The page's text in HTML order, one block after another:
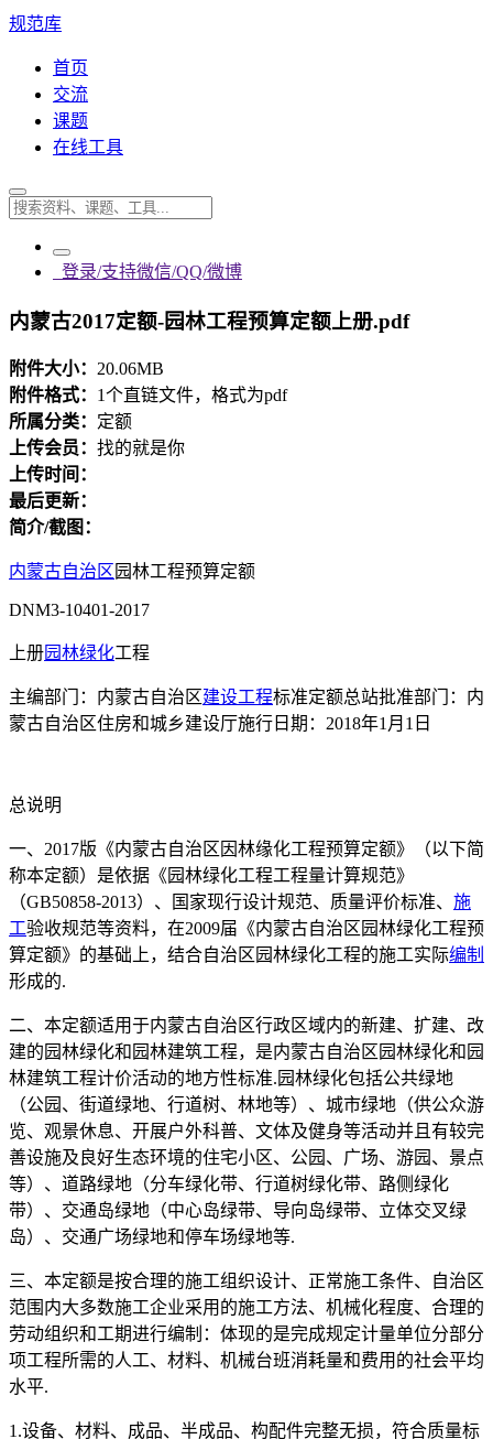
规范库
首页
交流
课题
在线工具
登录/支持微信/QQ/微博
内蒙古2017定额-园林工程预算定额上册.pdf
附件大小： 20.06MB
附件格式： 1个直链文件，格式为pdf
所属分类： 定额
上传会员： 找的就是你
上传时间：
最后更新：
简介/截图：
内蒙古自治区 园林工程预算定额
DNM3-10401-2017
上册园林绿化工程
主编部门：内蒙古自治区建设工程标准定额总站批准部门：内
蒙古自治区住房和城乡建设厅施行日期：2018年1月1日
总说明
一、2017版《内蒙古自治区因林缘化工程预算定额》（以下简
称本定额）是依据《园林绿化工程工程量计算规范》
（GB50858-2013）、国家现行设计规范、质量评价标准、 施
工验收规范等资料，在2009届《内蒙古自治区园林绿化工程预
算定额》的基础上，结合自治区园林绿化工程的施工实际编制
形成的.
二、本定额适用于内蒙古自治区行政区域内的新建、扩建、改
建的园林绿化和园林建筑工程，是内蒙古自治区园林绿化和园
林建筑工程计价活动的地方性标准.园林绿化包括公共绿地
（公园、街道绿地、行道树、林地等）、城市绿地（供公众游
览、观景休息、开展户外科普、文体及健身等活动并且有较完
善设施及良好生态环境的住宅小区、公园、广场、游园、景点
等）、道路绿地（分车绿化带、行道树绿化带、路侧绿化
带）、交通岛绿地（中心岛绿带、导向岛绿带、立体交叉绿
岛）、交通广场绿地和停车场绿地等.
三、本定额是按合理的施工组织设计、正常施工条件、自治区
范围内大多数施工企业采用的施工方法、机械化程度、合理的
劳动组织和工期进行编制：体现的是完成规定计量单位分部分
项工程所需的人工、材料、机械台班消耗量和费用的社会平均
水平.
1.设备、材料、成品、半成品、构配件完整无损，符合质量标